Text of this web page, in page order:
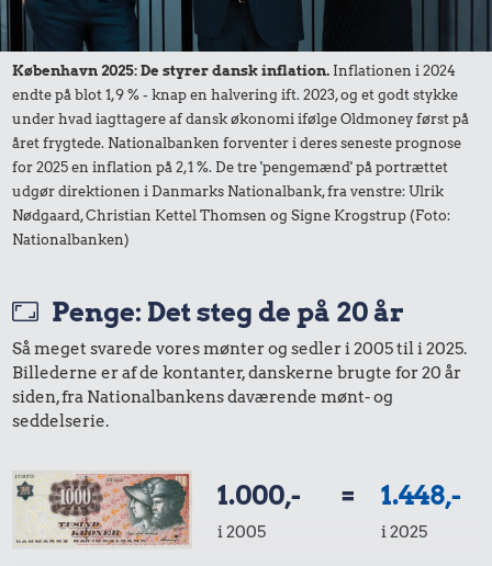
København 2025: De styrer dansk inflation. Inflationen i 2024
endte på blot 1,9 % - knap en halvering ift. 2023, og et godt stykke
under hvad iagttagere af dansk økonomi ifølge Oldmoney først på
året frygtede. Nationalbanken forventer i deres seneste prognose
for 2025 en inflation på 2,1 %. De tre 'pengemænd' på portrættet
udgør direktionen i Danmarks Nationalbank, fra venstre: Ulrik
Nødgaard, Christian Kettel Thomsen og Signe Krogstrup (Foto:
Nationalbanken)
Penge: Det steg de på 20 år
Så meget svarede vores mønter og sedler i 2005 til i 2025.
Billederne er af de kontanter, danskerne brugte for 20 år
siden, fra Nationalbankens daværende mønt- og
seddelserie.
1.000,-
i 2005
= 1.448,-
i 2025